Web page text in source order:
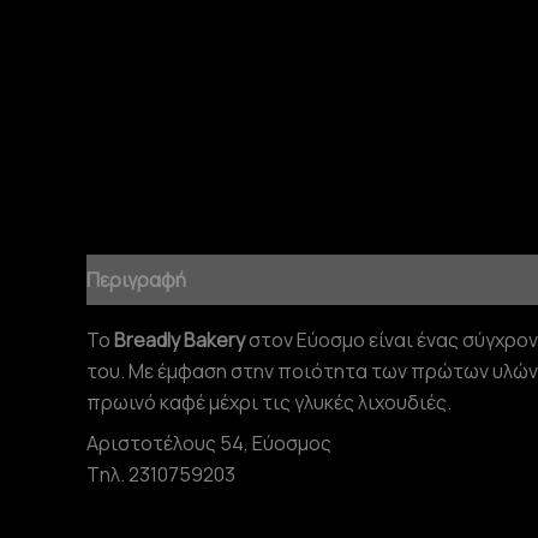
Περιγραφή
ΤοBreadly Bakeryστον Εύοσμο είναι ένας
του. Με έμφαση στην ποιότητα των πρώτων υλών
πρωινό καφέ μέχρι τις γλυκές λιχουδιές.
Αριστοτέλους 54, Εύοσμος
Tηλ. 2310759203